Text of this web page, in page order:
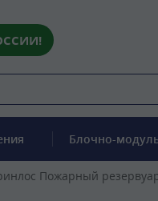
Блочно-
Пожарный